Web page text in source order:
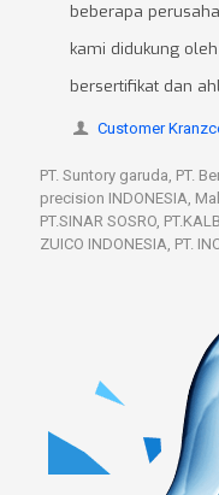
beberapa
kami didukung
bersertifikat dan
Customer
PT. Suntory garuda, PT.
precision INDONESIA,
PT.SINAR SOSRO,
ZUICO INDONESIA, PT.